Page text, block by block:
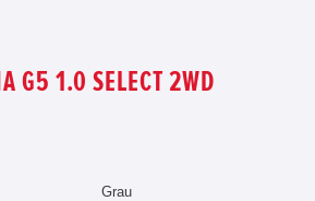
G5 1.0 SELECT 2WD
Grau